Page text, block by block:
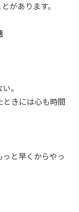
があります。
。
ときには心も時間
っと早くからやっ